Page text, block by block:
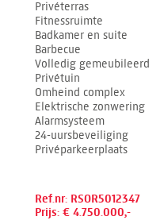
Privéterras
Fitnessruimte
Badkamer en suite
Barbecue
Volledig gemeubileerd
Privétuin
Omheind complex
Elektrische zonwering
Alarmsysteem
24-uursbeveiliging
Privéparkeerplaats
Ref.nr: RSOR5012347
Prijs: € 4.750.000,-